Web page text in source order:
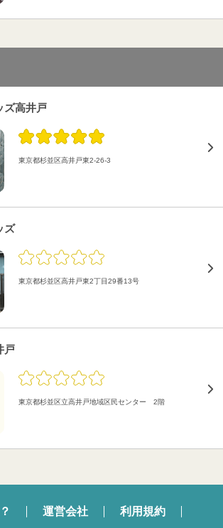
ズ高井戸
東京都杉並区高井戸東2-26-3
ズ
東京都杉並区高井戸東2丁目29番13号
戸
東京都杉並区立高井戸地域区民センター 2階
運営会社 利用規約